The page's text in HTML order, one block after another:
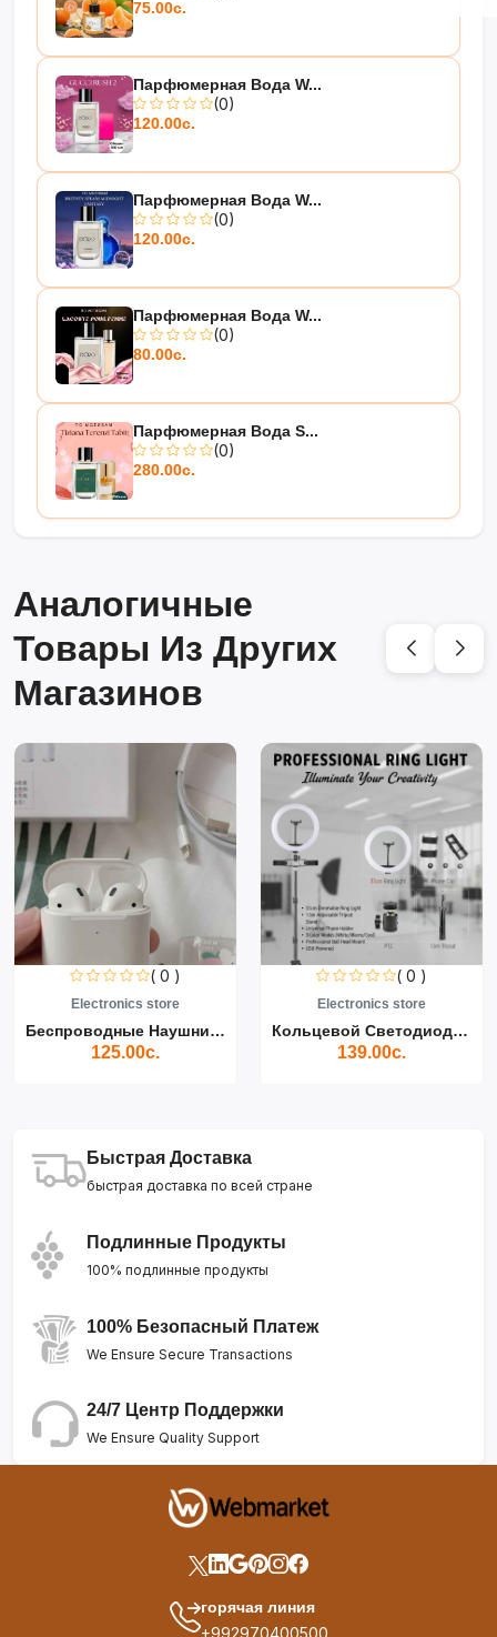
75.00с.
Парфюмерная Вода W...
(0)
120.00с.
Парфюмерная Вода W...
(0)
120.00с.
Парфюмерная Вода W...
(0)
80.00с.
Парфюмерная Вода S...
(0)
280.00с.
Аналогичные
Товары Из Других
Магазинов
( 0 )
Electronics store
Беспроводные Наушники Air...
125.00с.
( 0 )
Electronics store
Кольцевой Светодиодный Св...
139.00с.
Быстрая Доставка
быстрая доставка по всей стране
Подлинные Продукты
100% подлинные продукты
100% Безопасный Платеж
We Ensure Secure Transactions
24/7 Центр Поддержки
We Ensure Quality Support
горячая линия
+992970400500